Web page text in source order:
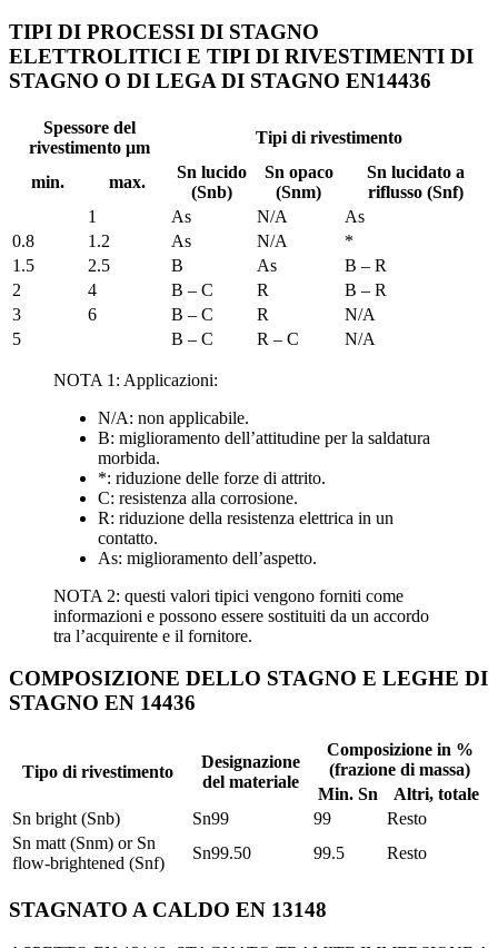
TIPI DI PROCESSI DI STAGNO
ELETTROLITICI E TIPI DI RIVESTIMENTI DI
STAGNO O DI LEGA DI STAGNO EN14436
Spessore del
rivestimento μm
Tipi di rivestimento
min. max.
Sn lucido
(Snb)
Sn opaco
(Snm)
Sn lucidato a
riflusso (Snf)
1
As N/A
As
0.8
1.2 As N/A
*
1.5
2.5 B As
B – R
2
4 B – C R
B – R
3
6 B – C R
N/A
5
B – C R – C N/A
NOTA 1: Applicazioni:
N/A: non applicabile.
B: miglioramento dell’attitudine per la saldatura
morbida.
*: riduzione delle forze di attrito.
C: resistenza alla corrosione.
R: riduzione della resistenza elettrica in un
contatto.
As: miglioramento dell’aspetto.
NOTA 2: questi valori tipici vengono forniti come
informazioni e possono essere sostituiti da un accordo
tra l’acquirente e il fornitore.
COMPOSIZIONE DELLO STAGNO E LEGHE DI
STAGNO EN 14436
Tipo di rivestimento
Designazione
del materiale
Composizione in %
(frazione di massa)
Min. Sn
Altri, totale
Sn bright (Snb)
Sn99 99
Resto
Sn matt (Snm) or Sn
flow-brightened (Snf)
Sn99.50 99.5 Resto
STAGNATO A CALDO EN 13148